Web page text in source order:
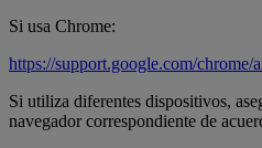
Si usa Chrome:
https://support.google.com/
Si utiliza diferentes dispositivos,
navegador correspondiente de